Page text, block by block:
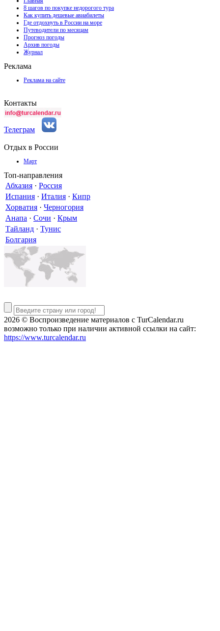
8 шагов по покупке недорогого тура
Как купить дешевые авиабилеты
Где отдохнуть в России на море
Путеводители по месяцам
Прогноз погоды
Архив погоды
Журнал
Реклама
Реклама на сайте
Контакты
Телеграм
Отдых в России
Март
Топ-направления
Абхазия · Россия
Испания · Италия · Кипр
Хорватия · Черногория
Анапа · Сочи · Крым
Тайланд · Тунис
Болгария
2026 © Воспроизведение материалов c TurCalendar.ru
возможно только при наличии активной ссылки на сайт:
https://www.turcalendar.ru